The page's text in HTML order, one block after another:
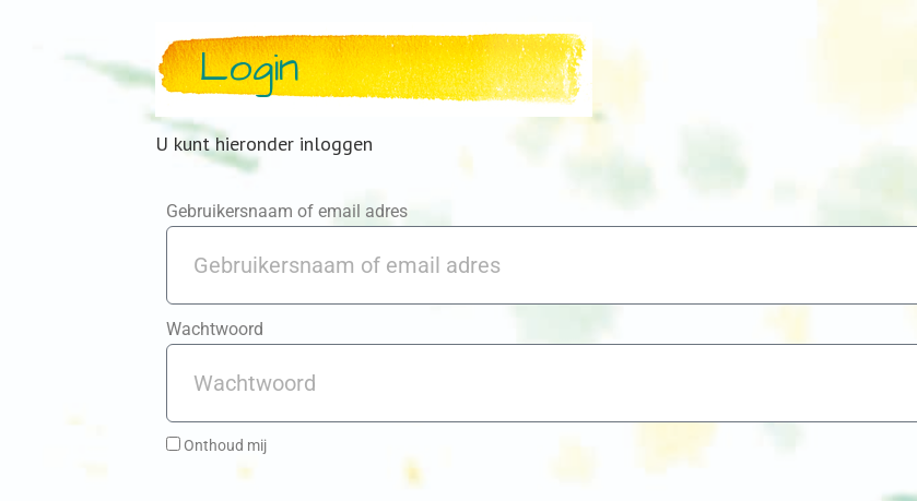
Login
U kunt hieronder inloggen
Gebruikersnaam of email adres
Wachtwoord
Onthoud mij